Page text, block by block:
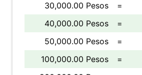
30,000.00 Pesos
=
40,000.00 Pesos
=
50,000.00 Pesos
=
100,000.00 Pesos
=